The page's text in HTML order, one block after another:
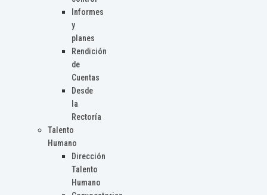
Informes
y
planes
Rendición
de
Cuentas
Desde
la
Rectoría
Talento
Humano
Dirección
Talento
Humano